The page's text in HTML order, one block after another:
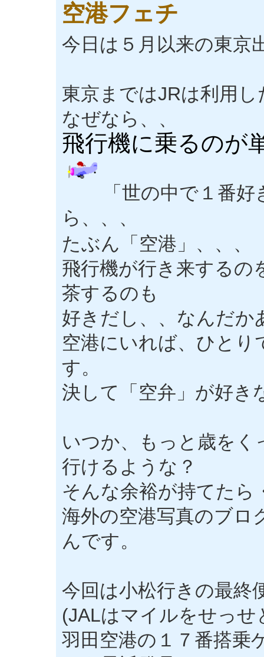
空港フェチ
今日は５月以来の東京
東京まではJRは利用
なぜなら、、
飛行機に乗るのが
「世の中で１番
ら、、、
たぶん「空港」、、、
飛行機が行き来するの
茶するのも
好きだし、、なんだか
空港にいれば、ひと
す。
決して「空弁」が好き
いつか、もっと歳をく
行けるような？
そんな余裕が持てたら
海外の空港写真のブロ
んです。
今回は小松行きの最終
(JALはマイルをせっせ
羽田空港の１７番搭乗